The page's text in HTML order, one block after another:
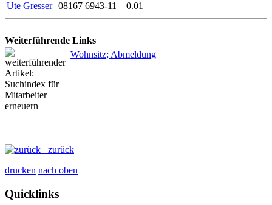
Ute Gresser 08167 6943-11 0.01
Weiterführende Links
Wohnsitz; Abmeldung
zurück
drucken nach oben
Quicklinks